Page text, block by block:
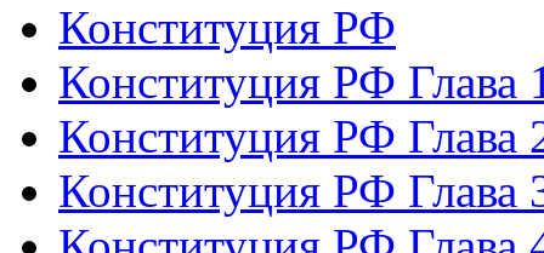
Конституция РФ
Конституция РФ Глава
Конституция РФ Глава
Конституция РФ Глава